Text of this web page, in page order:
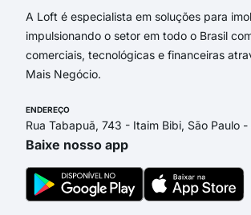
A Loft é especialista em soluções para
impulsionando o setor em todo o Brasil
comerciais, tecnológicas e financeiras
Mais Negócio.
ENDEREÇO
Rua Tabapuã, 743 - Itaim Bibi, São Paulo
Baixe nosso app